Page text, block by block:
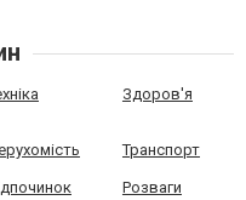
Здоров'я
Транспорт
Розваги